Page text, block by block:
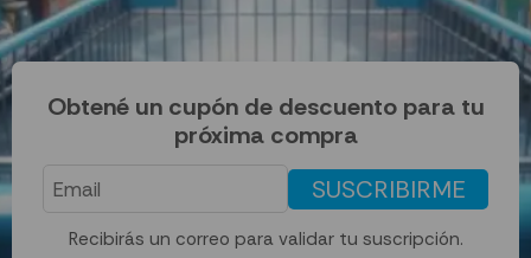
Obtené un cupón de descuento para tu
próxima compra
SUSCRIBIRME
Recibirás un correo para validar tu suscripción.